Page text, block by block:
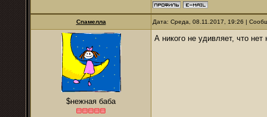
Спамелла Дата: Среда, 08.11.2017, 19:26 |
$нежная баба
А никого не удивляет, что